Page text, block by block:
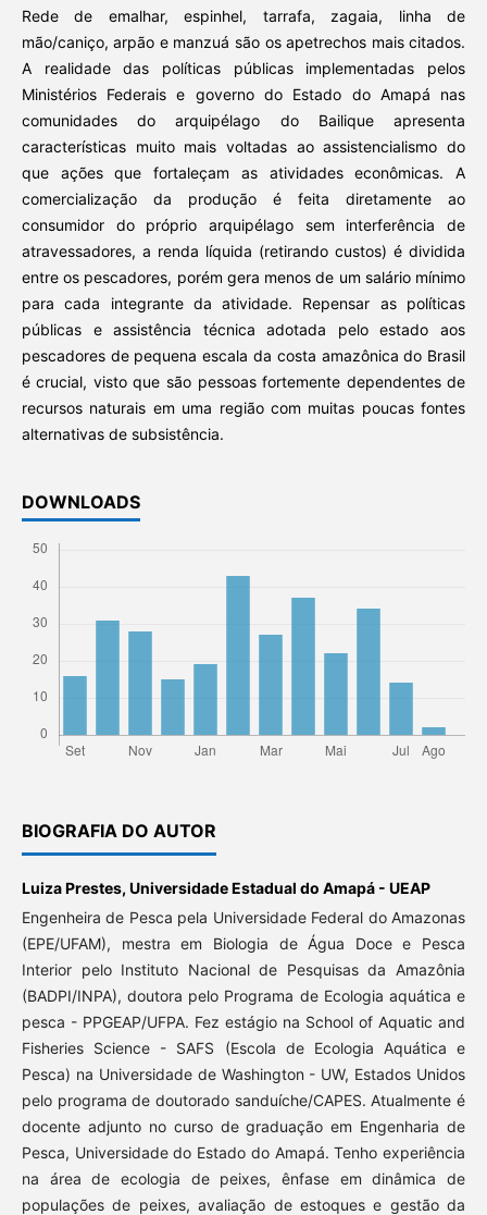
Rede de emalhar, espinhel, tarrafa, zagaia, linha de
mão/caniço, arpão e manzuá são os apetrechos mais citados.
A realidade das políticas públicas implementadas pelos
Ministérios Federais e governo do Estado do Amapá nas
comunidades do arquipélago do Bailique apresenta
características muito mais voltadas ao assistencialismo do
que ações que fortaleçam as atividades econômicas. A
comercialização da produção é feita diretamente ao
consumidor do próprio arquipélago sem interferência de
atravessadores, a renda líquida (retirando custos) é dividida
entre os pescadores, porém gera menos de um salário mínimo
para cada integrante da atividade. Repensar as políticas
públicas e assistência técnica adotada pelo estado aos
pescadores de pequena escala da costa amazônica do Brasil
é crucial, visto que são pessoas fortemente dependentes de
recursos naturais em uma região com muitas poucas fontes
alternativas de subsistência.
DOWNLOADS
BIOGRAFIA DO AUTOR
Luiza Prestes, Universidade Estadual do Amapá - UEAP
Engenheira de Pesca pela Universidade Federal do Amazonas
(EPE/UFAM), mestra em Biologia de Água Doce e Pesca
Interior pelo Instituto Nacional de Pesquisas da Amazônia
(BADPI/INPA), doutora pelo Programa de Ecologia aquática e
pesca - PPGEAP/UFPA. Fez estágio na School of Aquatic and
Fisheries Science - SAFS (Escola de Ecologia Aquática e
Pesca) na Universidade de Washington - UW, Estados Unidos
pelo programa de doutorado sanduíche/CAPES. Atualmente é
docente adjunto no curso de graduação em Engenharia de
Pesca, Universidade do Estado do Amapá. Tenho experiência
na área de ecologia de peixes, ênfase em dinâmica de
populações de peixes, avaliação de estoques e gestão da